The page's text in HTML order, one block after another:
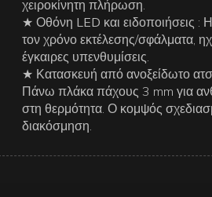
χειροκίνητη πλήρωση.
★ Οθόνη LED και ειδοποιήσεις :
τον χρόνο εκτέλεσης/σφάλματα,
έγκαιρες υπενθυμίσεις.
★ Κατασκευή από ανοξείδωτο
Πάνω πλάκα πάχους 3 mm για
στη θερμότητα. Ο κομψός
διακόσμηση.